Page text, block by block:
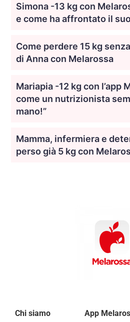
Simona -13 kg con
e come ha affrontato il
Come perdere 15 kg
di Anna con Melarossa
Mariapia -12 kg con l’app
come un nutrizionista
mano!”
Mamma, infermiera e
perso già 5 kg con
Chi siamo App